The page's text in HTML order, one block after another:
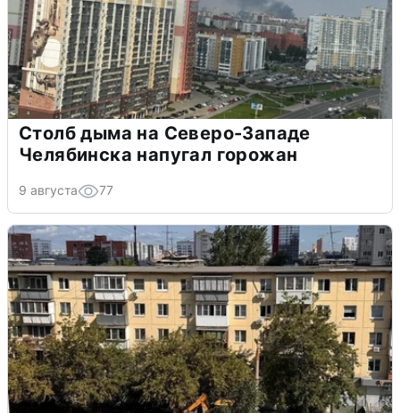
Столб дыма на Северо-Западе
Челябинска напугал горожан
9 августа 77